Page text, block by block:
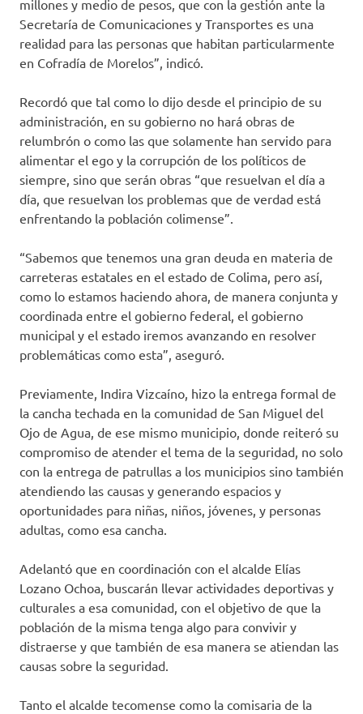
millones y medio de pesos, que con la gestión ante la
Secretaría de Comunicaciones y Transportes es una
realidad para las personas que habitan particularmente
en Cofradía de Morelos”, indicó.
Recordó que tal como lo dijo desde el principio de su
administración, en su gobierno no hará obras de
relumbrón o como las que solamente han servido para
alimentar el ego y la corrupción de los políticos de
siempre, sino que serán obras “que resuelvan el día a
día, que resuelvan los problemas que de verdad está
enfrentando la población colimense”.
“Sabemos que tenemos una gran deuda en materia de
carreteras estatales en el estado de Colima, pero así,
como lo estamos haciendo ahora, de manera conjunta y
coordinada entre el gobierno federal, el gobierno
municipal y el estado iremos avanzando en resolver
problemáticas como esta”, aseguró.
Previamente, Indira Vizcaíno, hizo la entrega formal de
la cancha techada en la comunidad de San Miguel del
Ojo de Agua, de ese mismo municipio, donde reiteró su
compromiso de atender el tema de la seguridad, no solo
con la entrega de patrullas a los municipios sino también
atendiendo las causas y generando espacios y
oportunidades para niñas, niños, jóvenes, y personas
adultas, como esa cancha.
Adelantó que en coordinación con el alcalde Elías
Lozano Ochoa, buscarán llevar actividades deportivas y
culturales a esa comunidad, con el objetivo de que la
población de la misma tenga algo para convivir y
distraerse y que también de esa manera se atiendan las
causas sobre la seguridad.
Tanto el alcalde tecomense como la comisaria de la